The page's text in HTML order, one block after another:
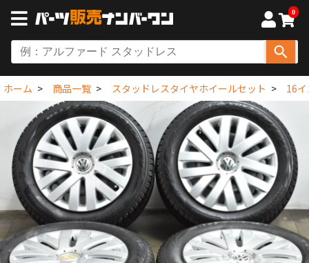
0
ホーム 商品一覧 スタッドレスタイヤホイールセット 16